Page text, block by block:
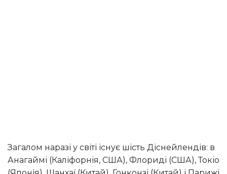
Загалом наразі у світі існує шість Діснейлендів: в
Анагаймі (Каліфорнія, США), Флориді (США), Токіо